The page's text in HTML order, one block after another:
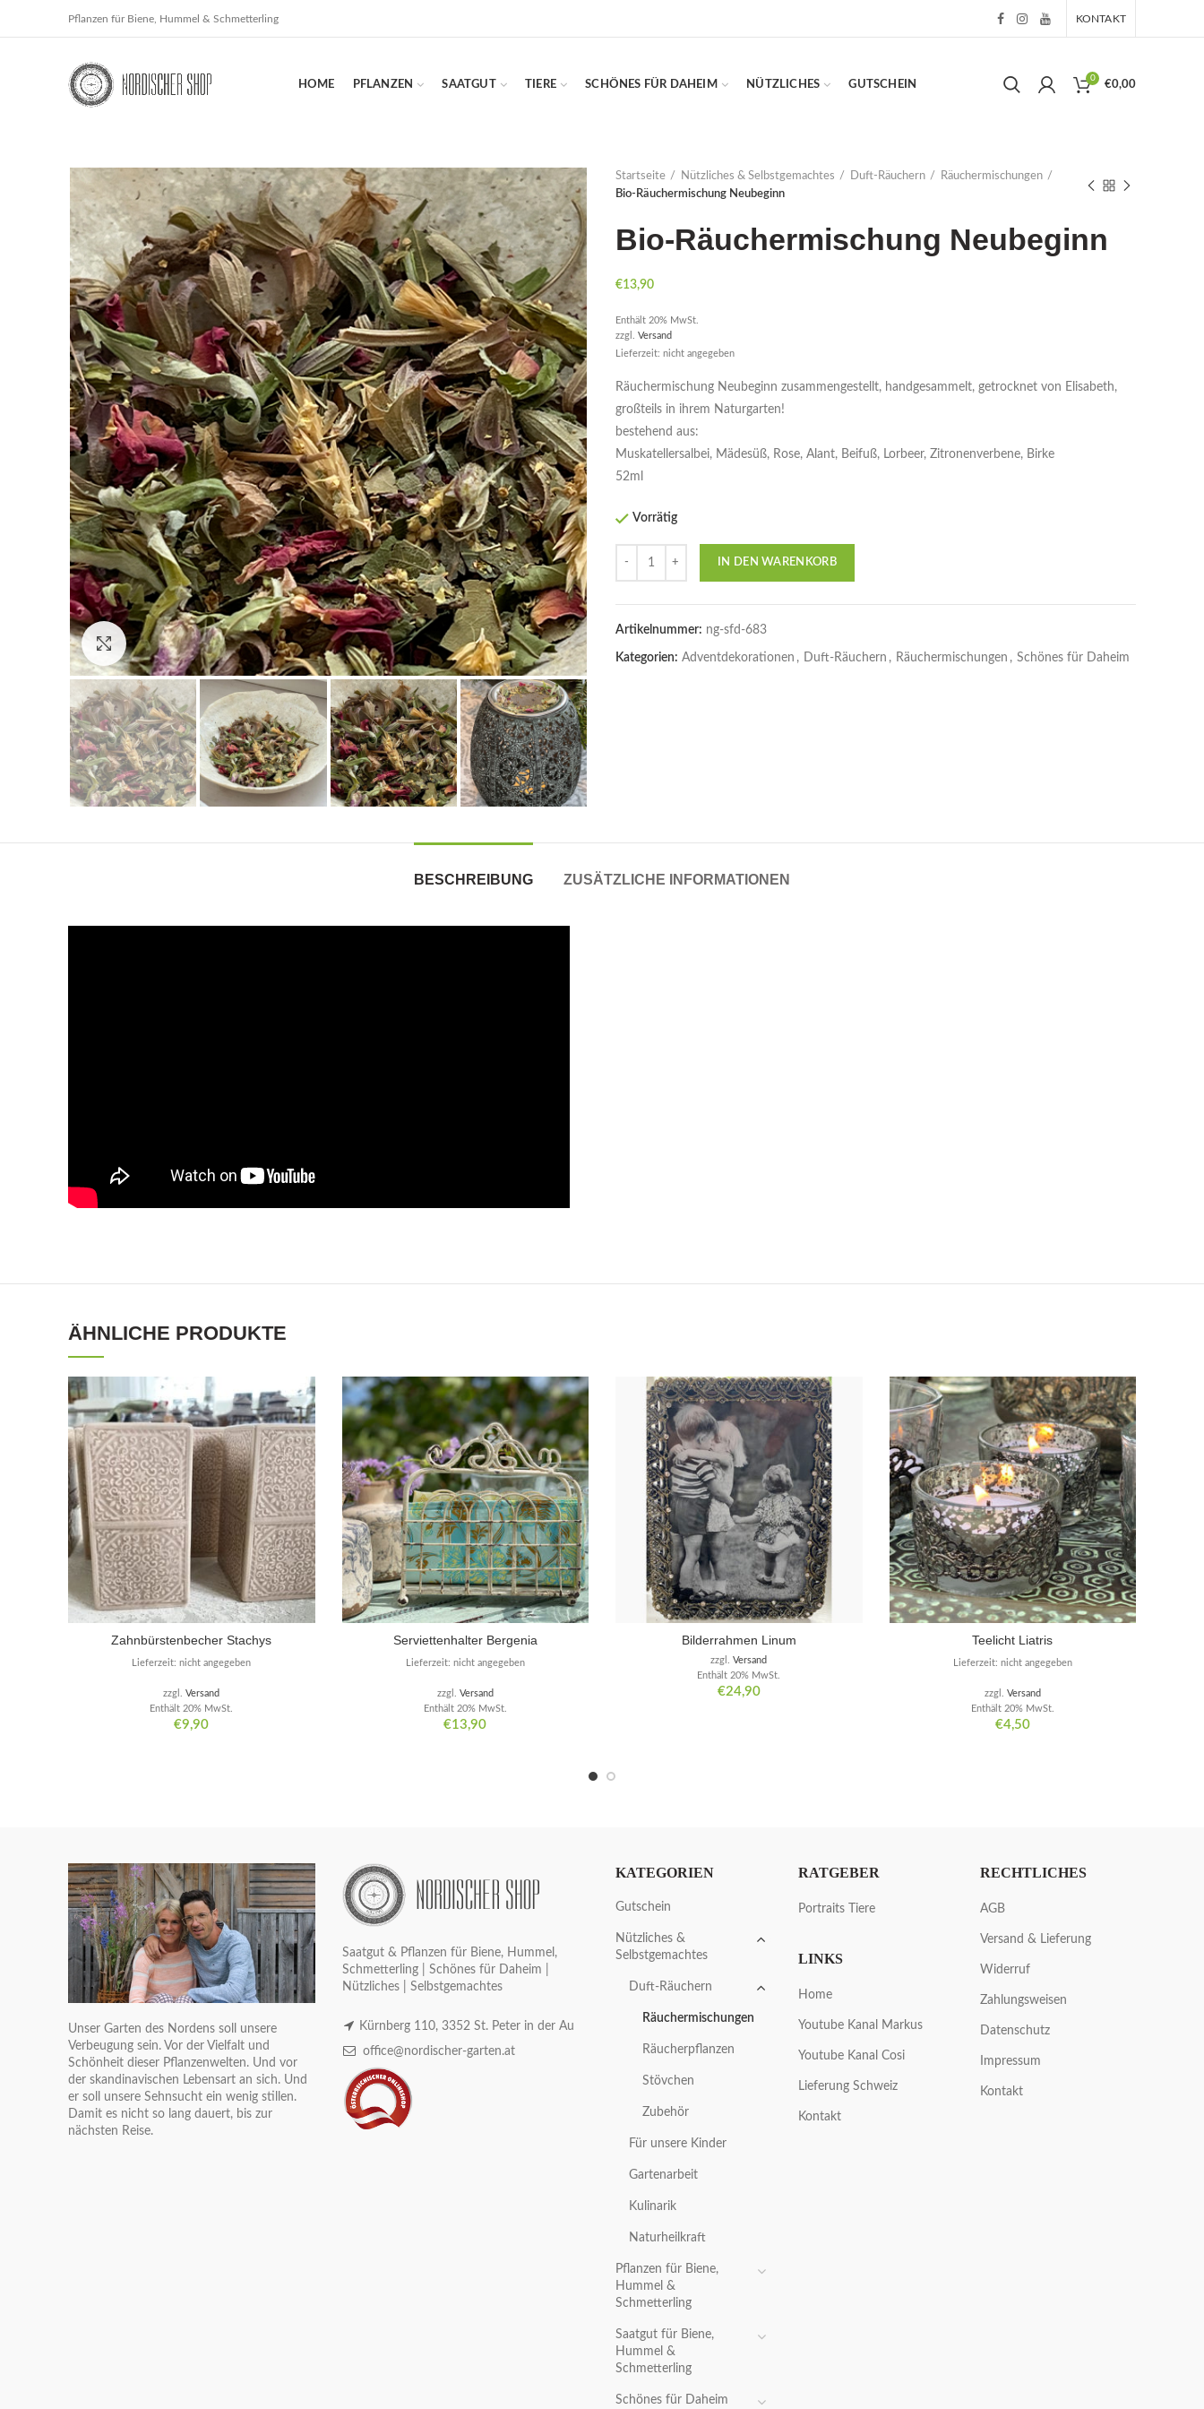
Pflanzen für Biene, Hummel & Schmetterling KONTAKT
HOME PFLANZEN SAATGUT TIERE SCHÖNES FÜR DAHEIM NÜTZLICHES GUTSCHEIN
0
€0,00
Click to enlarge
Startseite Nützliches & Selbstgemachtes Duft-Räuchern
Räuchermischungen
Bio-Räuchermischung Neubeginn
Bio-Räuchermischung Neubeginn
€13,90
Enthält 20% MwSt.
zzgl. Versand
Lieferzeit: nicht angegeben
Räuchermischung Neubeginn zusammengestellt, handgesammelt, getrocknet von Elisabeth,
großteils in ihrem Naturgarten!
bestehend aus:
Muskatellersalbei, Mädesüß, Rose, Alant, Beifuß, Lorbeer, Zitronenverbene, Birke
52ml
Vorrätig
IN DEN WARENKORB
Artikelnummer: ng-sfd-683
Kategorien: Adventdekorationen , Duft-Räuchern , Räuchermischungen , Schönes für Daheim
BESCHREIBUNG ZUSÄTZLICHE INFORMATIONEN
ÄHNLICHE PRODUKTE
Zahnbürstenbecher Stachys
€9,90
Enthält 20% MwSt.
zzgl.Versand
Lieferzeit: nicht angegeben
Serviettenhalter Bergenia
€13,90
Enthält 20% MwSt.
zzgl. Versand
Lieferzeit: nicht angegeben
Bilderrahmen Linum
€24,90
Enthält 20% MwSt.
zzgl.Versand
Teelicht Liatris
€4,50
Enthält 20% MwSt.
zzgl. Versand
Lieferzeit: nicht angegeben
Unser Garten des Nordens soll unsere
Verbeugung sein. Vor der Vielfalt und
Schönheit dieser Pflanzenwelten. Und vor
der skandinavischen Lebensart an sich. Und
er soll unsere Sehnsucht ein wenig stillen.
Damit es nicht so lang dauert, bis zur
nächsten Reise.
Saatgut & Pflanzen für Biene, Hummel,
Schmetterling | Schönes für Daheim |
Nützliches | Selbstgemachtes
Kürnberg 110, 3352 St. Peter in der Au
office@nordischer-garten.at
KATEGORIEN
Gutschein
Nützliches &
Selbstgemachtes
Duft-Räuchern
Räuchermischungen
Räucherpflanzen
Stövchen
Zubehör
Für unsere Kinder
Gartenarbeit
Kulinarik
Naturheilkraft
Pflanzen für Biene,
Hummel &
Schmetterling
Saatgut für Biene,
Hummel &
Schmetterling
Schönes für Daheim
RATGEBER
Portraits Tiere
LINKS
Home
Youtube Kanal Markus
Youtube Kanal Cosi
Lieferung Schweiz
Kontakt
RECHTLICHES
AGB
Versand & Lieferung
Widerruf
Zahlungsweisen
Datenschutz
Impressum
Kontakt